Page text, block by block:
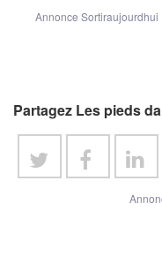
Annonce Sortiraujourdhui
Partagez Les pieds